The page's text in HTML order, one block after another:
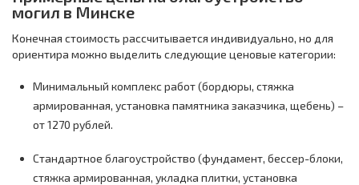
могил в Минске
Конечная стоимость рассчитывается индивидуально, но для
ориентира можно выделить следующие ценовые категории:
Минимальный комплекс работ (бордюры, стяжка
армированная, установка памятника заказчика, щебень) –
от 1270 рублей.
Стандартное благоустройство (фундамент, бессер-блоки,
стяжка армированная, укладка плитки, установка